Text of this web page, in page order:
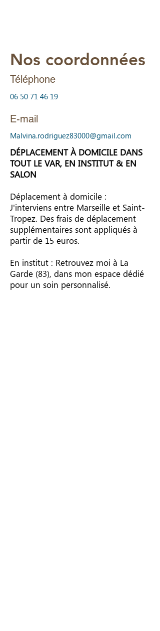
Nos coordonnées
Téléphone
06 50 71 46 19
E-mail
Malvina.rodriguez83000@gmail.com
DÉPLACEMENT À DOMICILE DANS
TOUT LE VAR, EN INSTITUT & EN
SALON
Déplacement à domicile :
J'interviens entre Marseille et Saint-
Tropez. Des frais de déplacement
supplémentaires sont appliqués à
partir de 15 euros.
En institut : Retrouvez moi à La
Garde (83), dans mon espace dédié
pour un soin personnalisé.